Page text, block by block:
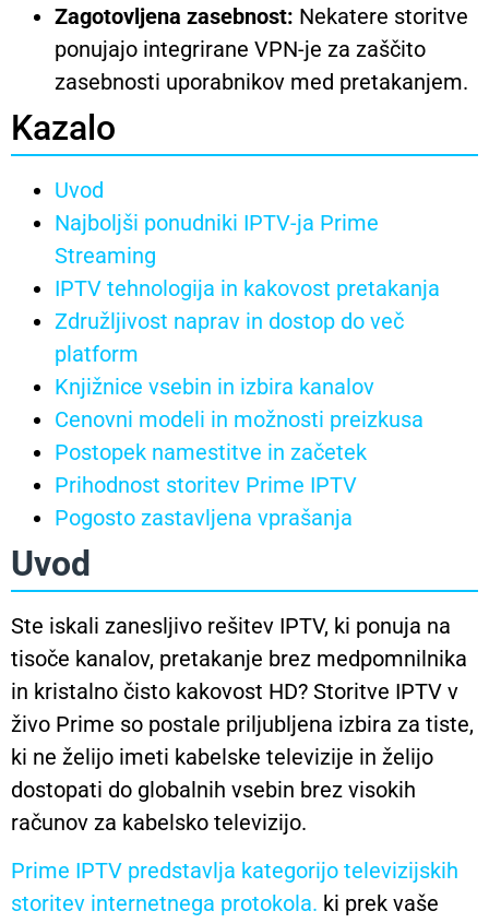
Zagotovljena zasebnost: Nekatere storitve
ponujajo integrirane VPN-je za zaščito
zasebnosti uporabnikov med pretakanjem.
Kazalo
Uvod
Najboljši ponudniki IPTV-ja Prime
Streaming
IPTV tehnologija in kakovost pretakanja
Združljivost naprav in dostop do več
platform
Knjižnice vsebin in izbira kanalov
Cenovni modeli in možnosti preizkusa
Postopek namestitve in začetek
Prihodnost storitev Prime IPTV
Pogosto zastavljena vprašanja
Uvod
Ste iskali zanesljivo rešitev IPTV, ki ponuja na
tisoče kanalov, pretakanje brez medpomnilnika
in kristalno čisto kakovost HD? Storitve IPTV v
živo Prime so postale priljubljena izbira za tiste,
ki ne želijo imeti kabelske televizije in želijo
dostopati do globalnih vsebin brez visokih
računov za kabelsko televizijo.
Prime IPTV predstavlja kategorijo televizijskih
storitev internetnega protokola. ki prek vaše